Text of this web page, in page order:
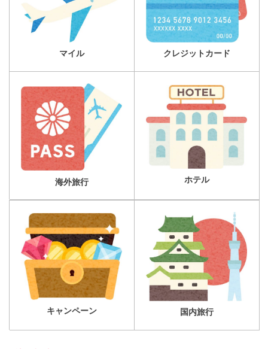
マイル クレジットカード
海外旅行 ホテル
キャンペーン 国内旅行